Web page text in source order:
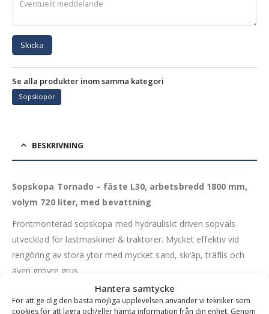
Hantera samtycke
För att ge dig den bästa möjliga upplevelsen använder vi tekniker som
cookies för att lagra och/eller hämta information från din enhet. Genom
Skicka
Se alla produkter inom samma kategori
Sopskopor
BESKRIVNING
Sopskopa Tornado – fäste L30, arbetsbredd 1800 mm,
volym 720 liter, med bevattning
Frontmonterad sopskopa med hydrauliskt driven sopvals
utvecklad för lastmaskiner & traktorer. Mycket effektiv vid
rengöring av stora ytor med mycket sand, skräp, träflis och
även grövre grus.
Denna sopskopa är frekvent använd på industriområden,
sågverk, hamnar, återvinningscentraler etc. men fungerar